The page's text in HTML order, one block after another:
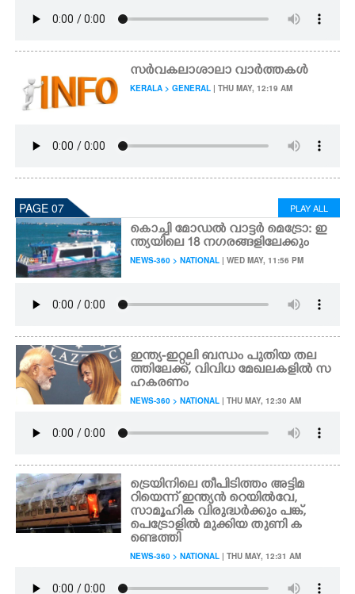
സർവകലാശാലാ വാർത്തകൾ
KERALA > GENERAL | THU MAY, 12:19 AM
PAGE 07 PLAY ALL
കൊച്ചി മോഡൽ വാട്ടർ മെട്രോ: ഇ
ന്ത്യയിലെ 18 നഗരങ്ങളിലേക്കും
NEWS-360 > NATIONAL | WED MAY, 11:56 PM
ഇന്ത്യ-ഇറ്റലി ബന്ധം പുതിയ തല
ത്തിലേക്ക്, വിവിധ മേഖലകളിൽ സ
ഹകരണം
NEWS-360 > NATIONAL | THU MAY, 12:30 AM
ട്രെയിനിലെ തീപിടിത്തം അട്ടിമ
റിയെന്ന് ഇന്ത്യൻ റെയിൽവേ,
സാമൂഹിക വിരുദ്ധർക്കും പങ്ക്,
പെട്രോളിൽ മുക്കിയ തുണി ക
ണ്ടെത്തി
NEWS-360 > NATIONAL | THU MAY, 12:31 AM